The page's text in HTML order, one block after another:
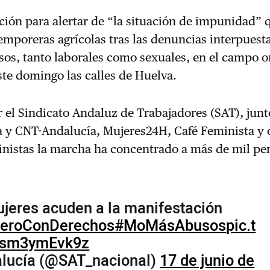
para alertar de “la situación de impunidad”
agrícolas tras las denuncias
tanto laborales como sexuales, en el campo
domingo las calles de Huelva.
el Sindicato Andaluz de Trabajadores (SAT),
y CNT-Andalucía, Mujeres24H, Café Feminista y
la marcha ha concentrado a más de mil
acuden a la manifestación
#MoMásAbusospic.t
(@SAT_nacional)17 de junio de